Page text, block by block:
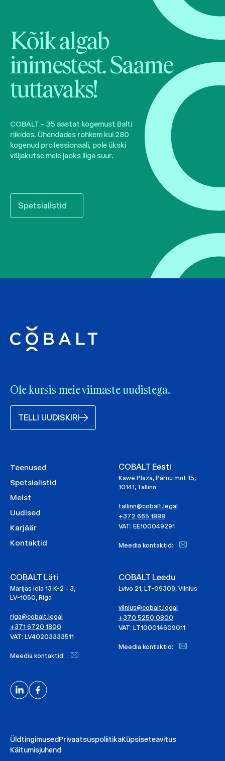
Kõik algab
inimestest. Saame
tuttavaks!
COBALT – 35 aastat kogemust Balti
riikides. Ühendades rohkem kui 280
kogenud professionaali, pole ükski
väljakutse meie jaoks liiga suur.
Spetsialistid
Ole kursis meie viimaste uudistega.
TELLI UUDISKIRI
Teenused
Spetsialistid
Meist
Uudised
Karjäär
Kontaktid
COBALT Eesti
Kawe Plaza, Pärnu mnt 15,
10141, Tallinn
tallinn@cobalt.legal
+372 665 1888
VAT: EE100049291
Meedia kontaktid:
COBALT Läti
Marijas iela 13 K-2 - 3,
LV-1050, Riga
riga@cobalt.legal
+371 6720 1800
VAT: LV40203333511
Meedia kontaktid:
COBALT Leedu
Lvivo 21, LT-09309, Vilnius
vilnius@cobalt.legal
+370 5250 0800
VAT: LT100014609011
Meedia kontaktid:
ÜldtingimusedPrivaatsuspoliitikaKüpsiseteavitus
Käitumisjuhend